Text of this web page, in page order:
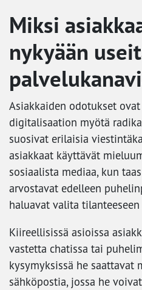
Miksi
nykyään
Asiakkaiden odotukset
digitalisaation myötä
suosivat erilaisia
asiakkaat käyttävät
sosiaalista mediaa, kun
arvostavat edelleen
haluavat valita
Kiireellisissä asioissa
vastetta chatissa tai
kysymyksissä he
sähköpostia, jossa he